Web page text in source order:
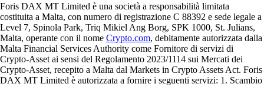
Foris DAX MT Limited è una società a responsabilità limitata
costituita a Malta, con numero di registrazione C 88392 e sede legale a
Level 7, Spinola Park, Triq Mikiel Ang Borg, SPK 1000, St. Julians,
Malta, operante con il nome Crypto.com, debitamente autorizzata dalla
Malta Financial Services Authority come Fornitore di servizi di
Crypto-Asset ai sensi del Regolamento 2023/1114 sui Mercati dei
Crypto-Asset, recepito a Malta dal Markets in Crypto Assets Act. Foris
DAX MT Limited è autorizzata a fornire i seguenti servizi: 1. Scambio